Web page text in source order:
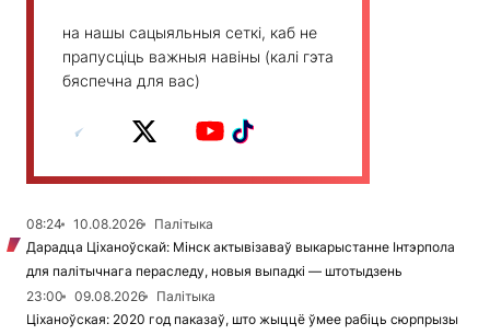
на нашы сацыяльныя сеткі, каб не
прапусціць важныя навіны (калі гэта
бяспечна для вас)
08:24 10.08.2026
Палітыка
Дарадца Ціханоўскай: Мінск актывізаваў выкарыстанне Інтэрпола
для палітычнага пераследу, новыя выпадкі — штотыдзень
23:00
09.08.2026
Палітыка
Ціханоўская: 2020 год паказаў, што жыццё ўмее рабіць сюрпрызы